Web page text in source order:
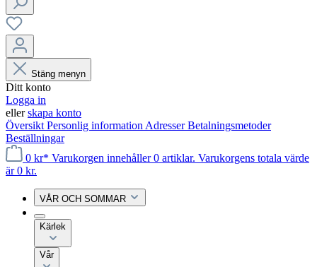
Stäng menyn
Ditt konto
Logga in
ellerskapa konto
Översikt Personlig information AdresserBetalningsmetoder
Beställningar
0 kr* Varukorgen innehåller 0 artiklar. Varukorgens totala värde
är 0 kr.
VÅR OCH SOMMAR
Kärlek
Vår